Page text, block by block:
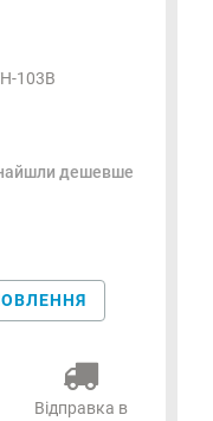
103B
дешевше
Відправка в